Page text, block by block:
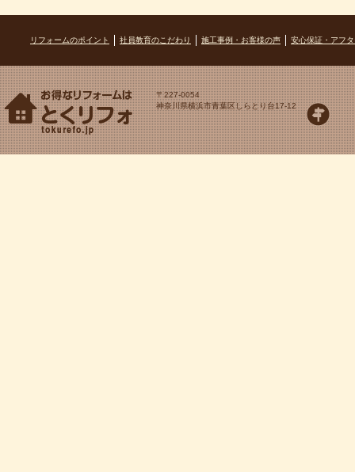
リフォームのポイント 社員教育のこだわり 施工事例・お客様の声 安心保証・アフ
〒227-0054
神奈川県横浜市青葉区しらとり台17-12